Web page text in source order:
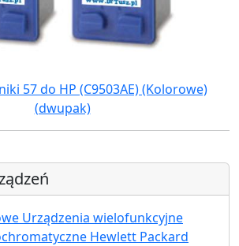
57 do HP (C9503AE) (Kolorowe)
(dwupak)
Urządzenia wielofunkcyjne
Hewlett Packard